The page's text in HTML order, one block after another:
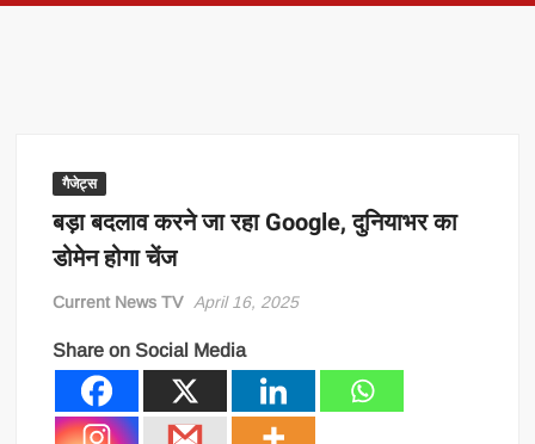
गैजेट्स
बड़ा बदलाव करने जा रहा Google, दुनियाभर का
डोमेन होगा चेंज
Current News TV April 16, 2025
Share on Social Media